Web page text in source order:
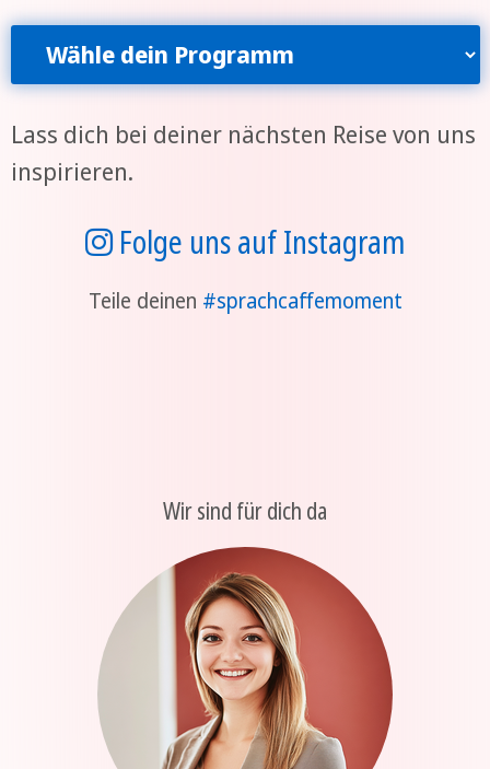
Wähle dein Programm
Lass dich bei deiner nächsten Reise von uns
inspirieren.
Folge uns auf Instagram
Teile deinen #sprachcaffemoment
Wir sind für dich da